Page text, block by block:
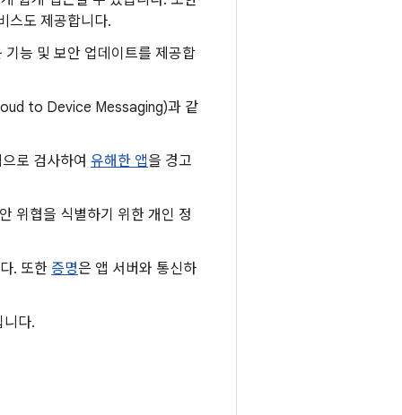
스도 제공합니다.
능 및 보안 업데이트를 제공합
to Device Messaging)과 같
로 검사하여 유해한 앱을 경고
위협을 식별하기 위한 개인 정
. 또한 증명은 앱 서버와 통신하
니다.